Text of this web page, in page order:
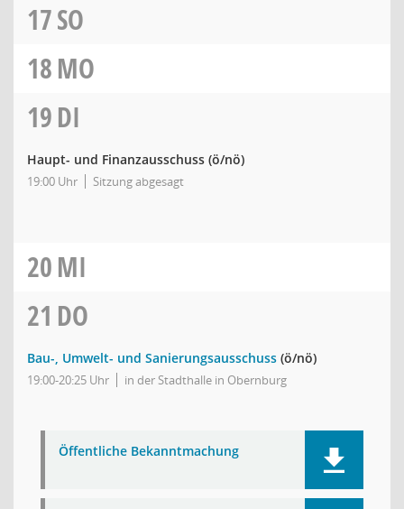
17SO
18MO
19DI
Haupt- und Finanzausschuss (ö/nö)
19:00 Uhr Sitzung abgesagt
20MI
21 DO
Bau-, Umwelt- und Sanierungsausschuss (ö/nö)
19:00-20:25 Uhr in der Stadthalle in Obernburg
Öffentliche Bekanntmachung